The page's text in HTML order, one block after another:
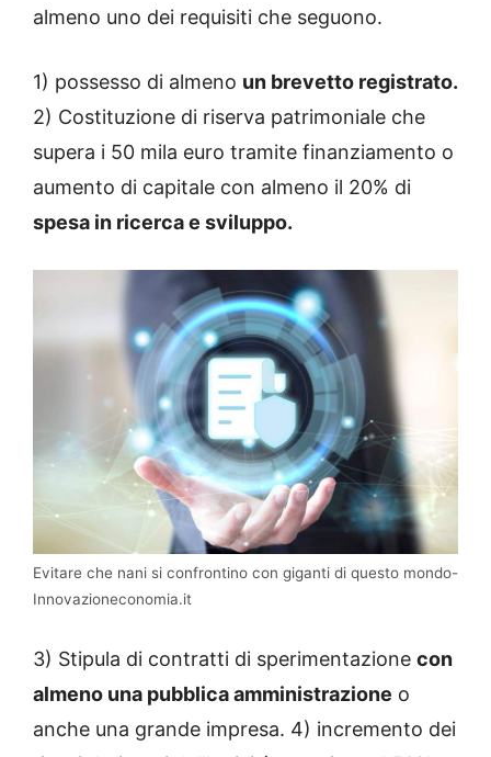
almeno uno dei requisiti che seguono.
1) possesso di almeno un brevetto registrato.
2) Costituzione di riserva patrimoniale che
supera i 50 mila euro tramite finanziamento o
aumento di capitale con almeno il 20% di
spesa in ricerca e sviluppo.
Evitare che nani si confrontino con giganti di questo mondo-
Innovazioneconomia.it
3) Stipula di contratti di sperimentazione con
almeno una pubblica amministrazione o
anche una grande impresa. 4) incremento dei